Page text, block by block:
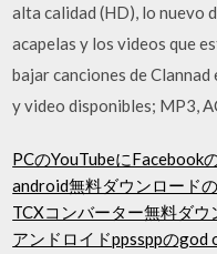
alta calidad (HD), lo nuevo
acapelas y los videos que
bajar canciones de
y video disponibles; MP3,
PCのYouTubeにFacebook
android無料ダウンロード
TCXコンバーター無料ダウ
アンドロイドppssppのgod